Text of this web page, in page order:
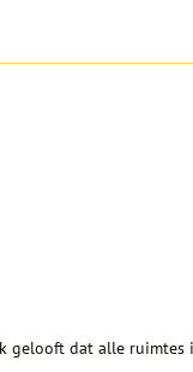
gelooft dat alle